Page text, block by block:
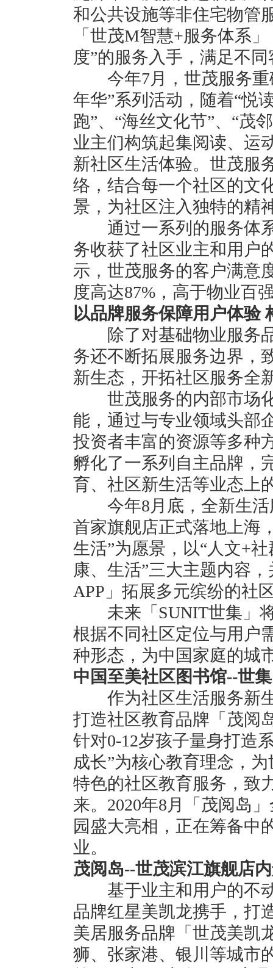
和公共设施等非住宅物管
「世茂M智慧+服务体系
度”的服务入手，满足不
今年7月，世茂服务重
年华”系列活动，随着“悦
跑”、“海丝文化节”、“茂
业主们构筑起集阅读、运
新社区生活体验。世茂服
络，结合每一个社区的文
景，为社区注入独特的精
通过一系列的服务体系
务收获了社区业主和用户
示，世茂服务的客户满意
度高达87%，高于物业百
以品牌服务保障用户体验
除了对基础物业服务品
务还不断拓展服务边界，
新生态，开拓社区服务全
世茂服务的内部市场化
能，通过与专业领域头部
投资者丰富的资源等多种
孵化了一系列自主品牌，
育、社区新生活等业态上
今年8月底，全新生活
首家旗舰店正式落地上海
生活”为愿景，以“人文+
康、生活”三大主题内容
APP」拓展多元缤纷的社
未来「SUNIT世集」将
根据不同社区定位与用户
种形态，为中国家庭的城
中国至美社区图书馆--世
作为社区生活服务新生
打造社区教育品牌「茂阅
针对0-12岁孩子量身打造
成长”为核心教育理念，
特色的社区教育服务，致
来。2020年8月「茂阅岛
园盛大亮相，正在筹备中
业。
茂阅岛--世茂滨江旗舰店
基于业主和用户的不动
品牌红星美凯龙携手，打
美居服务品牌「世茂美凯
狮、张家港、银川等城市